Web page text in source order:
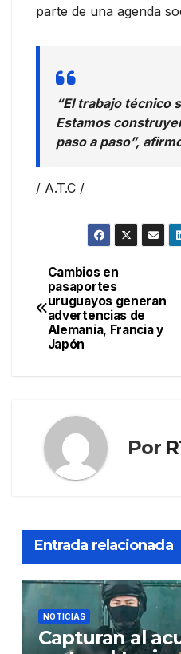
parte de una agenda
“El trabajo técnico
Estamos
paso a paso”,
/ A.T.C /
Navegación
de
entradas
Cambios en
pasaportes
uruguayos generan
advertencias de
Alemania, Francia y
Japón
Por
Entrada relacionada
NOTICIAS
Capturan al